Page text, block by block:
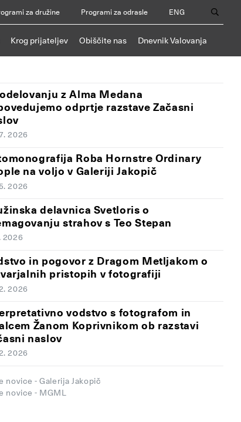
za družine Programi za odrasle ENG
Krog prijateljev Obiščite nas Dnevnik Valovanja
z Alma Medana
odprtje razstave Začasni
2026
Roba Hornstre Ordinary
na voljo v Galeriji Jakopič
2026
delavnica Svetloris o
strahov s Teo Stepan
2026
in pogovor z Dragom Metljakom o
pristopih v fotografiji
2026
vodstvo s fotografom in
Žanom Koprivnikom ob razstavi
naslov
2026
novice - Galerija Jakopič
novice - MGML